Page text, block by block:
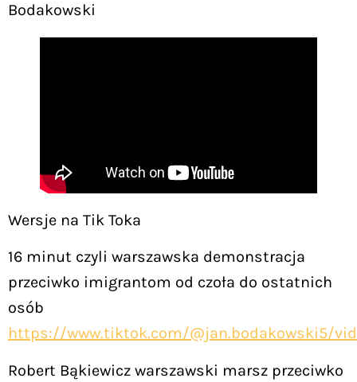
Bodakowski
Wersje na Tik Toka
16 minut czyli warszawska demonstracja
przeciwko imigrantom od czoła do ostatnich
osób
https://www.tiktok.com/@jan.bodakowski5/
Robert Bąkiewicz warszawski marsz przeciwko